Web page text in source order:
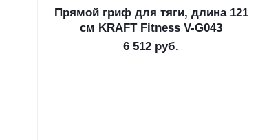
В корзину
Прямой гриф для тяги, длина 121
см KRAFT Fitness V-G043
6 512 руб.